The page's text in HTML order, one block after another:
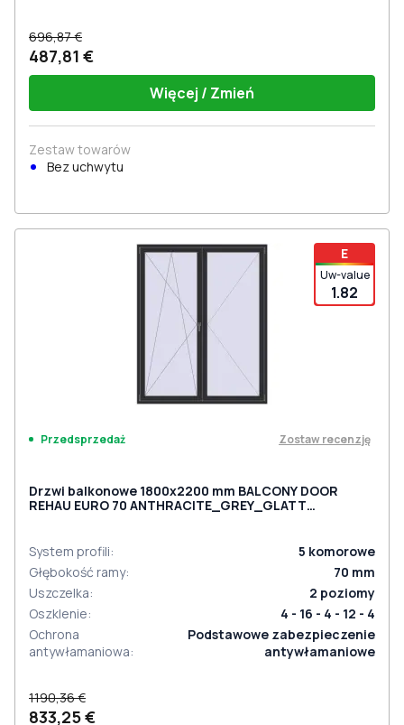
696,87 €
487,81 €
Więcej / Zmień
Zestaw towarów
Bez uchwytu
E
Uw-value
1.82
Przedsprzedaż Zostaw recenzję
Drzwi balkonowe 1800x2200 mm BALCONY DOOR
REHAU EURO 70 ANTHRACITE_GREY_GLATT
System profili: 5 komorowe
Głębokość ramy: 70 mm
Uszczelka: 2 poziomy
Oszklenie:
4 - 16 - 4 - 12 - 4
Ochrona
antywłamaniowa:
Podstawowe zabezpieczenie
antywłamaniowe
1190,36 €
833,25 €